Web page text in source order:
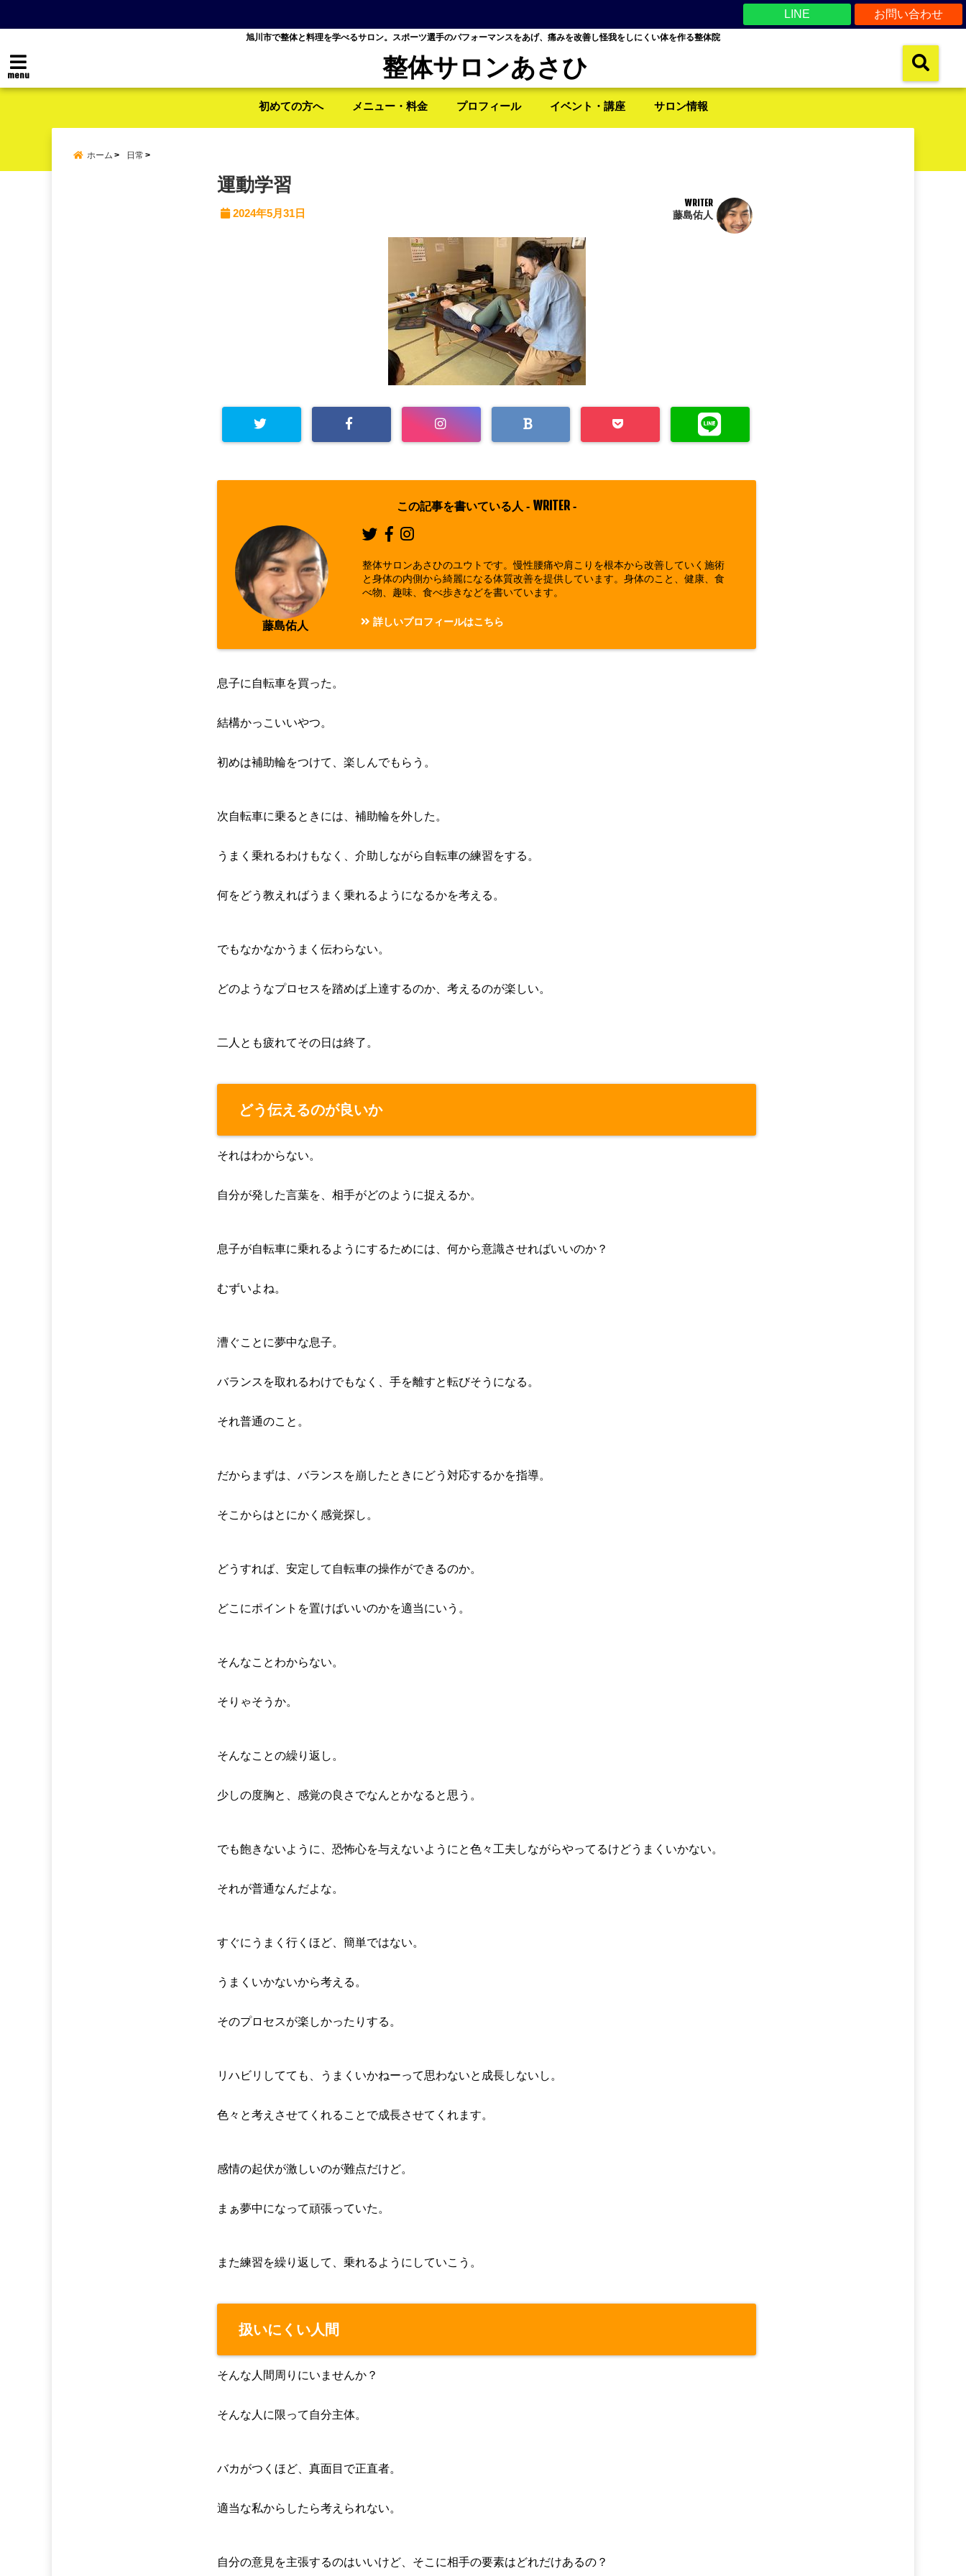
お問い合わせ
LINE
旭川市で整体と料理を学べるサロン。スポーツ選手のパフォーマンスをあげ、痛みを改善し怪我をしにくい体を作る整体院
menu 整体サロンあさひ
初めての方へ メニュー・料金 プロフィール イベント・講座 サロン情報
ホーム 日常
運動学習
2024年5月31日
WRITER
藤島佑人
asahi00/seitai-asahi.co
m/public_html/wp-cont
ent/plugins/sns-count-
cache/sns-count-cache.
この記事を書いている人 - WRITER -
藤島佑人
整体サロンあさひのユウトです。慢性腰痛や肩こりを根本から改善していく施術
と身体の内側から綺麗になる体質改善を提供しています。身体のこと、健康、食
べ物、趣味、食べ歩きなどを書いています。
詳しいプロフィールはこちら
息子に自転車を買った。
結構かっこいいやつ。
初めは補助輪をつけて、楽しんでもらう。
次自転車に乗るときには、補助輪を外した。
うまく乗れるわけもなく、介助しながら自転車の練習をする。
何をどう教えればうまく乗れるようになるかを考える。
でもなかなかうまく伝わらない。
どのようなプロセスを踏めば上達するのか、考えるのが楽しい。
二人とも疲れてその日は終了。
どう伝えるのが良いか
それはわからない。
自分が発した言葉を、相手がどのように捉えるか。
息子が自転車に乗れるようにするためには、何から意識させればいいのか？
むずいよね。
漕ぐことに夢中な息子。
バランスを取れるわけでもなく、手を離すと転びそうになる。
それ普通のこと。
だからまずは、バランスを崩したときにどう対応するかを指導。
そこからはとにかく感覚探し。
どうすれば、安定して自転車の操作ができるのか。
どこにポイントを置けばいいのかを適当にいう。
そんなことわからない。
そりゃそうか。
そんなことの繰り返し。
少しの度胸と、感覚の良さでなんとかなると思う。
でも飽きないように、恐怖心を与えないようにと色々工夫しながらやってるけどうまくいかない。
それが普通なんだよな。
すぐにうまく行くほど、簡単ではない。
うまくいかないから考える。
そのプロセスが楽しかったりする。
リハビリしてても、うまくいかねーって思わないと成長しないし。
色々と考えさせてくれることで成長させてくれます。
感情の起伏が激しいのが難点だけど。
まぁ夢中になって頑張っていた。
また練習を繰り返して、乗れるようにしていこう。
扱いにくい人間
そんな人間周りにいませんか？
そんな人に限って自分主体。
バカがつくほど、真面目で正直者。
適当な私からしたら考えられない。
自分の意見を主張するのはいいけど、そこに相手の要素はどれだけあるの？